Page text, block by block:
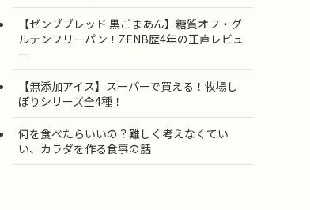
【ゼンブブレッド 黒ごまあん】糖質オフ・グ
ルテンフリーパン！ZENB歴4年の正直レビュ
ー
【無添加アイス】スーパーで買える！牧場し
ぼりシリーズ全4種！
何を食べたらいいの？難しく考えなくてい
い、カラダを作る食事の話